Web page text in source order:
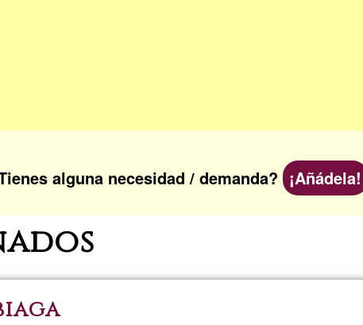
alguna necesidad / demanda? ¡Añádela!